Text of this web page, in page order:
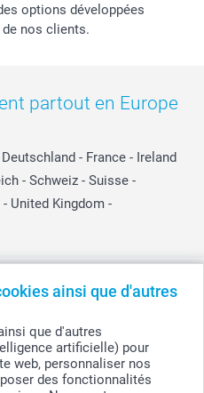
ainsi que d'autres
que d'autres
artificielle) pour
web, personnaliser nos
des fonctionnalités
options développées
nos clients.
partout en Europe
Deutschland - France - Ireland
- Schweiz - Suisse -
- United Kingdom -
9230 Wetteren, Belgique
TVA incluse et hors frais de port.